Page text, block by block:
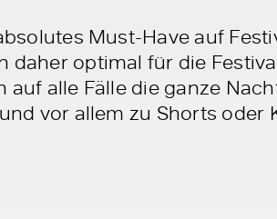
Must-Have auf
daher optimal für die
auf alle Fälle die ganze
vor allem zu Shorts oder